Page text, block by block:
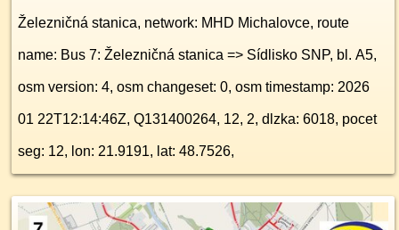
Železničná stanica, network: MHD Michalovce, route
name: Bus 7: Železničná stanica => Sídlisko SNP, bl. A5,
osm version: 4, osm changeset: 0, osm timestamp: 2026
01 22T12:14:46Z, Q131400264, 12, 2, dlzka: 6018, pocet
seg: 12, lon: 21.9191, lat: 48.7526,